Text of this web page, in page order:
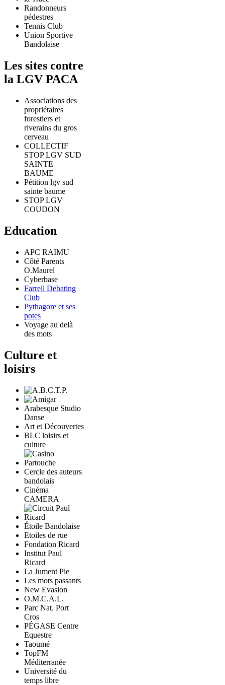
Randonneurs
pédestres
Tennis Club
Union Sportive
Bandolaise
Les sites contre
la LGV PACA
Associations des
propriétaires
forestiers et
riverains du gros
cerveau
COLLECTIF
STOP LGV SUD
SAINTE
BAUME
Pétition lgv sud
sainte baume
STOP LGV
COUDON
Education
APC RAIMU
Côté Parents
O.Maurel
Cyberbase
Farrell Debating
Club
Pythagore et ses
potes
Voyage au delà
des mots
Culture et
loisirs
Arabesque Studio
Danse
Art et Découvertes
BLC loisirs et
culture
Cercle des auteurs
bandolais
Cinéma
CAMERA
Étoile Bandolaise
Etoiles de rue
Fondation Ricard
Institut Paul
Ricard
La Jument Pie
Les mots passants
New Evasion
O.M.C.A.L.
Parc Nat. Port
Cros
PÉGASE Centre
Equestre
Taoumé
TopFM
Méditerranée
Université du
temps libre